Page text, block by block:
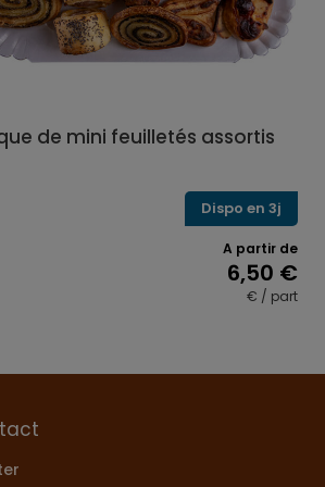
de mini feuilletés assortis
Dispo en 3j
A partir de
6,50 €
€ / part